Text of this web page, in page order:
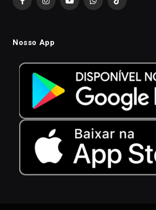
FacebookInstagramYouTubeWhatsAppTikTok
Nosso App